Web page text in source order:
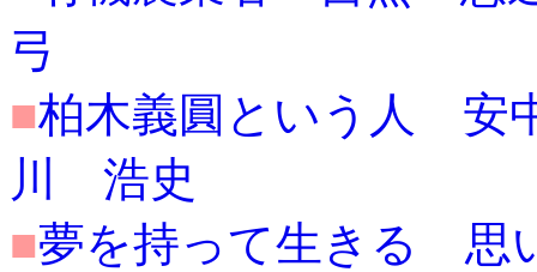
弓
■柏木義圓という人 安
川 浩史
■夢を持って生きる 思